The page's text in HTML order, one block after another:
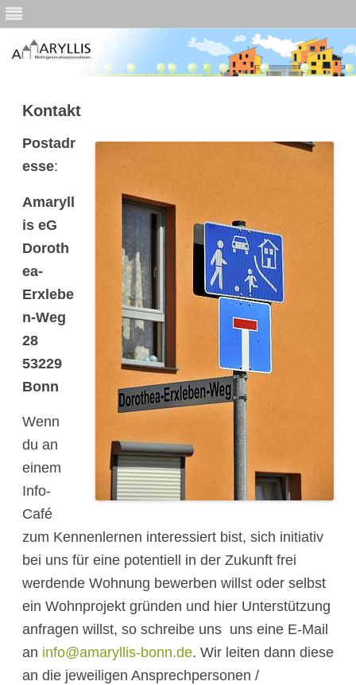
Kontakt
Postadr
esse:
Amaryll
is eG
Doroth
ea-
Erxlebe
n-Weg
28
53229
Bonn
Wenn
du an
einem
Info-
Café
zum Kennenlernen interessiert bist, sich initiativ
bei uns für eine potentiell in der Zukunft frei
werdende Wohnung bewerben willst oder selbst
ein Wohnprojekt gründen und hier Unterstützung
anfragen willst, so schreibe uns uns eine E-Mail
an info@amaryllis-bonn.de. Wir leiten dann diese
an die jeweiligen Ansprechpersonen /